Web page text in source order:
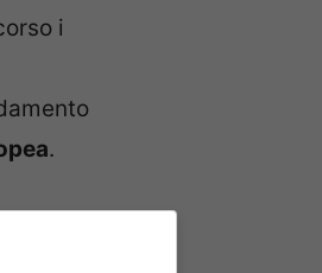
i
.